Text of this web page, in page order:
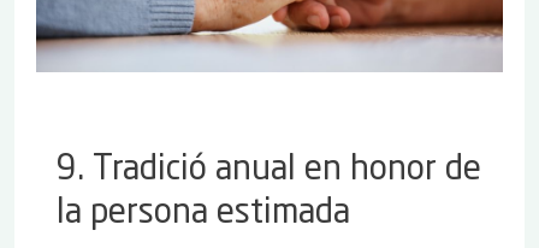
9. Tradició anual en honor de
la persona estimada